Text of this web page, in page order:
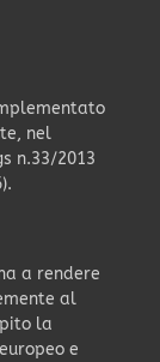
nel
n.33/2013
a rendere
al
la
e